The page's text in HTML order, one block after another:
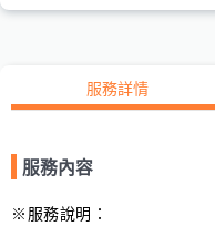
服務詳情
服務內容
※服務說明：